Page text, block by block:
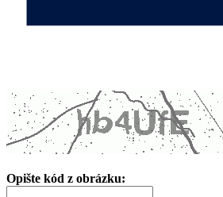
Opište kód z obrázku: